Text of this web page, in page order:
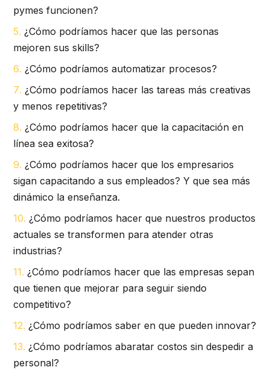
pymes funcionen?
¿Cómo podríamos hacer que las personas
mejoren sus skills?
¿Cómo podríamos automatizar procesos?
¿Cómo podríamos hacer las tareas más creativas
y menos repetitivas?
¿Cómo podríamos hacer que la capacitación en
línea sea exitosa?
¿Cómo podríamos hacer que los empresarios
sigan capacitando a sus empleados? Y que sea más
dinámico la enseñanza.
¿Cómo podríamos hacer que nuestros productos
actuales se transformen para atender otras
industrias?
¿Cómo podríamos hacer que las empresas sepan
que tienen que mejorar para seguir siendo
competitivo?
¿Cómo podríamos saber en que pueden innovar?
¿Cómo podríamos abaratar costos sin despedir a
personal?